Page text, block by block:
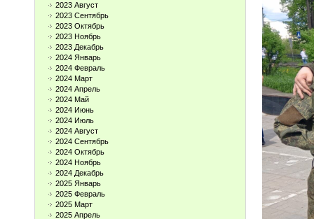
2023 Август
2023 Сентябрь
2023 Октябрь
2023 Ноябрь
2023 Декабрь
2024 Январь
2024 Февраль
2024 Март
2024 Апрель
2024 Май
2024 Июнь
2024 Июль
2024 Август
2024 Сентябрь
2024 Октябрь
2024 Ноябрь
2024 Декабрь
2025 Январь
2025 Февраль
2025 Март
2025 Апрель